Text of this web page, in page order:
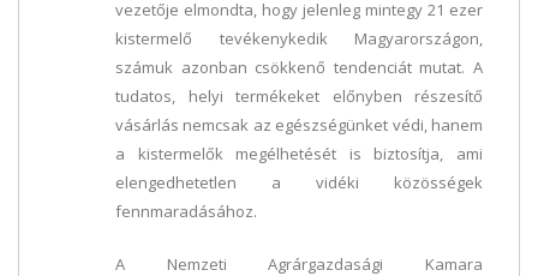
vezetője elmondta, hogy jelenleg mintegy 21 ezer
kistermelő tevékenykedik Magyarországon,
számuk azonban csökkenő tendenciát mutat. A
tudatos, helyi termékeket előnyben részesítő
vásárlás nemcsak az egészségünket védi, hanem
a kistermelők megélhetését is biztosítja, ami
elengedhetetlen a vidéki közösségek
fennmaradásához.
A Nemzeti Agrárgazdasági Kamara